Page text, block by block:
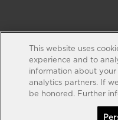
This website uses
experience and to
information about
analytics partners. If
be honored. Further